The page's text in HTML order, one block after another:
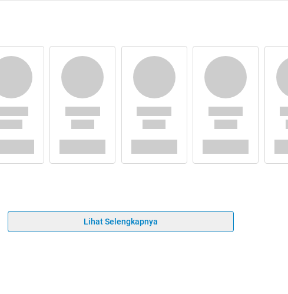
Lihat Selengkapnya